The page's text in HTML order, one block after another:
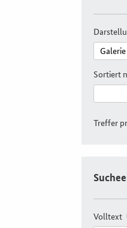
Sortiert
Treffer
Volltext